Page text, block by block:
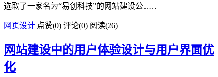
选取了一家名为“易创科技”的网站建设公...…
网页设计 点赞(0) 评论(0) 阅读(26)
网站建设中的用户体验设计与用户界面优
化